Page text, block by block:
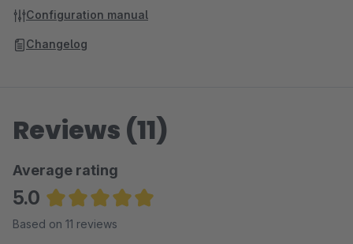
Configuration manual
Changelog
Reviews (11)
Average rating
5.0
Average rating of 5 out of 5 stars
Based on 11 reviews